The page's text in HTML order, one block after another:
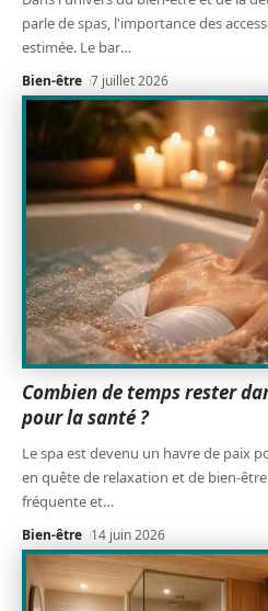
parle de spas, l'importance des
estimée. Le bar…
Bien-être 7 juillet 2026
Combien de temps rester
pour la santé ?
Le spa est devenu un havre de paix
en quête de relaxation et de bien-
fréquente et…
Bien-être 14 juin 2026